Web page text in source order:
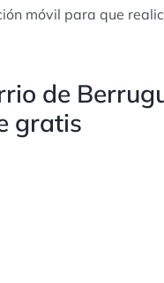
móvil para que
de
gratis